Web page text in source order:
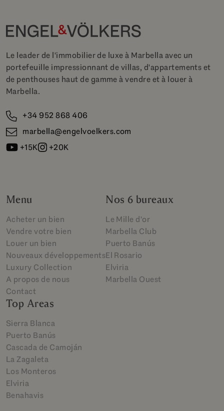
Le leader de l'immobilier de luxe à Marbella avec un
portefeuille impressionnant de villas, d'appartements et
de penthouses haut de gamme à vendre et à louer à
Marbella.
+34 952 868 406
marbella@engelvoelkers.com
+15K
+20K
Menu
Acheter un bien
Vendre votre bien
Louer un bien
Nouveaux développements
Luxury Collection
A propos de nous
Contact
Nos 6 bureaux
Le Mille d'or
Marbella Club
Puerto Banús
El Rosario
Elviria
Marbella Ouest
Top Areas
Sierra Blanca
Puerto Banús
Cascada de Camoján
La Zagaleta
Los Monteros
Elviria
Benahavis